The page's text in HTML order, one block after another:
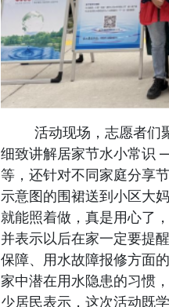
活动现场，志愿者们
细致讲解居家节水小常识
等，还针对不同家庭分享
示意图的围裙送到小区大妈
就能照着做， 真是用心了
并表示以后在家一定要提
保障、用水故障报修方面
家中潜在用水隐患的习惯
少居民表示，这次活动既